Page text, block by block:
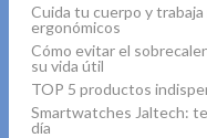
Cuida tu cuerpo y
ergonómicos
Cómo evitar el
su vida útil
TOP 5 productos
Smartwatches Jaltech:
día